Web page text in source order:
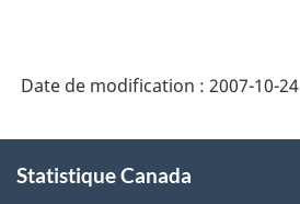
Date de modification : 2007-10-24
propos
Statistique Canada